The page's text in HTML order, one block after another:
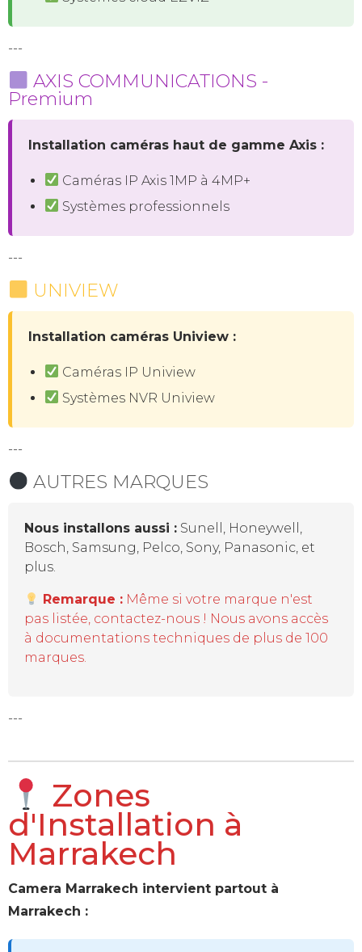
---
AXIS COMMUNICATIONS -
Premium
Installation caméras haut de gamme Axis :
Caméras IP Axis 1MP à 4MP+
Systèmes professionnels
---
UNIVIEW
Installation caméras Uniview :
Caméras IP Uniview
Systèmes NVR Uniview
---
AUTRES MARQUES
Nous installons aussi : Sunell, Honeywell,
Bosch, Samsung, Pelco, Sony, Panasonic, et
plus.
Remarque : Même si votre marque n'est
pas listée, contactez-nous ! Nous avons accès
à documentations techniques de plus de 100
marques.
---
Zones
d'Installation à
Marrakech
Camera Marrakech intervient partout à
Marrakech :